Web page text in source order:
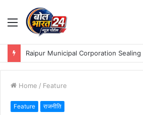
Menu
Home / Feature
Feature राजनीति